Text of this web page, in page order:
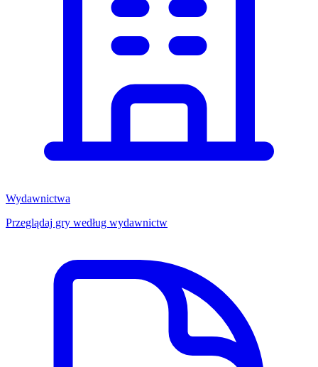
Wydawnictwa
Przeglądaj gry według wydawnictw